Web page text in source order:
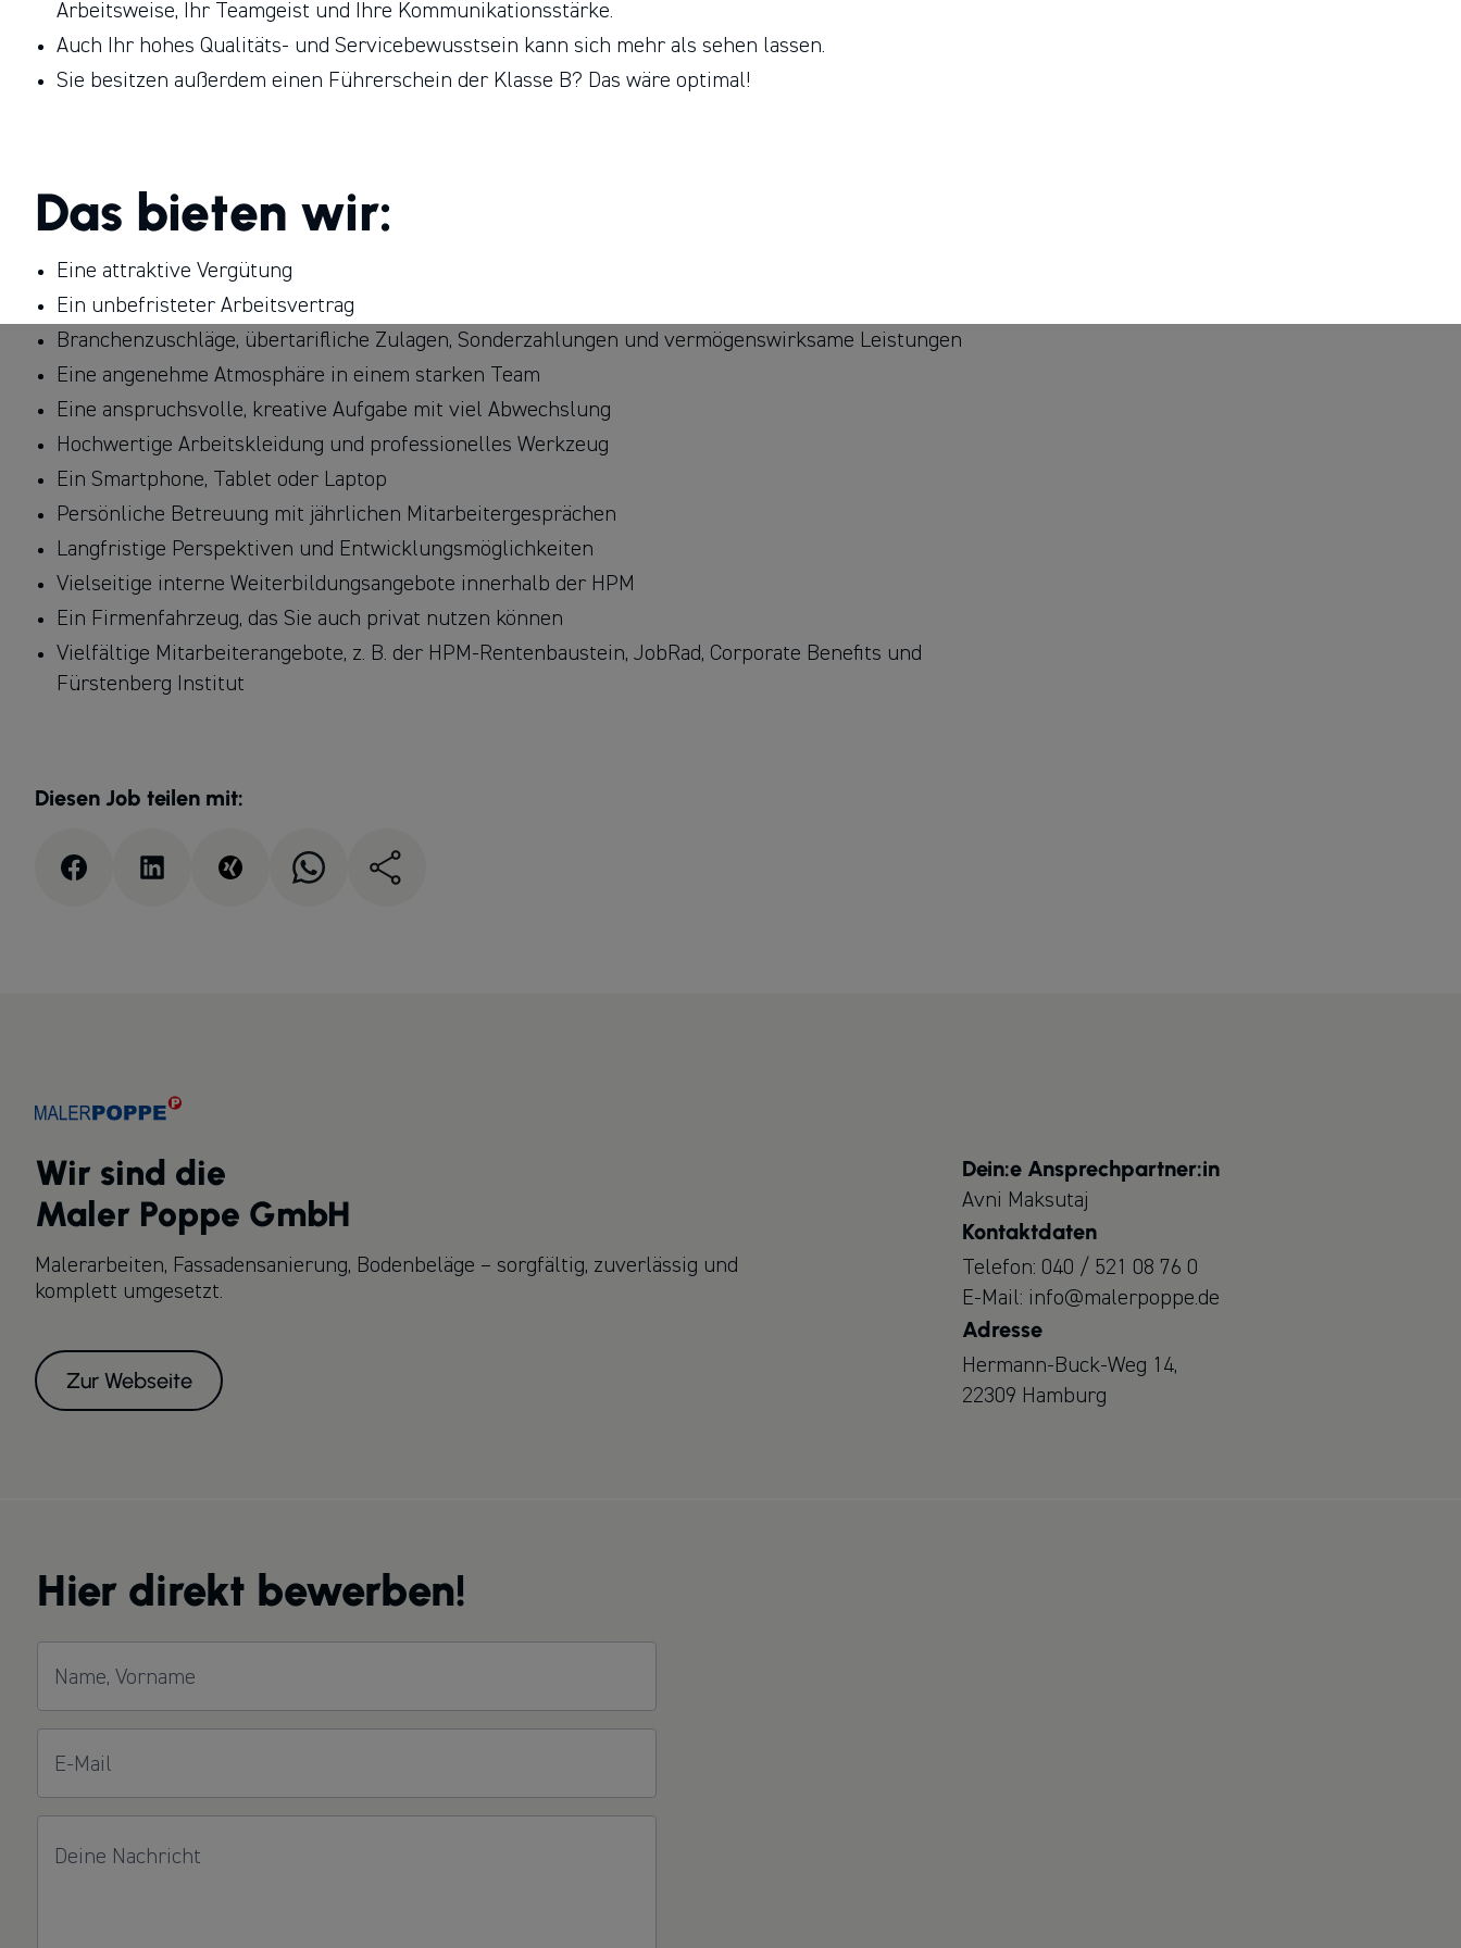
Arbeitsweise, Ihr Teamgeist und Ihre Kommunikationsstärke.
Auch Ihr hohes Qualitäts- und Servicebewusstsein kann sich mehr als sehen lassen.
Sie besitzen außerdem einen Führerschein der Klasse B? Das wäre optimal!
Das bieten wir:
Eine attraktive Vergütung
Ein unbefristeter Arbeitsvertrag
Branchenzuschläge, übertarifliche Zulagen, Sonderzahlungen und vermögenswirksame Leistungen
Eine angenehme Atmosphäre in einem starken Team
Eine anspruchsvolle, kreative Aufgabe mit viel Abwechslung
Hochwertige Arbeitskleidung und professionelles Werkzeug
Ein Smartphone, Tablet oder Laptop
Persönliche Betreuung mit jährlichen Mitarbeitergesprächen
Langfristige Perspektiven und Entwicklungsmöglichkeiten
Vielseitige interne Weiterbildungsangebote innerhalb der HPM
Ein Firmenfahrzeug, das Sie auch privat nutzen können
Vielfältige Mitarbeiterangebote, z. B. der HPM-Rentenbaustein, JobRad, Corporate Benefits und
Fürstenberg Institut
Diesen Job teilen mit:
Wir sind die
Maler Poppe GmbH
Malerarbeiten, Fassadensanierung, Bodenbeläge – sorgfältig, zuverlässig und
komplett umgesetzt.
Zur Webseite
Dein:e Ansprechpartner:in
Avni Maksutaj
Kontaktdaten
Telefon: 040 / 521 08 76 0
E-Mail: info@malerpoppe.de
Adresse
Hermann-Buck-Weg 14,
22309 Hamburg
Hier direkt bewerben!
Name, Vorname
E-Mail
Deine Nachricht